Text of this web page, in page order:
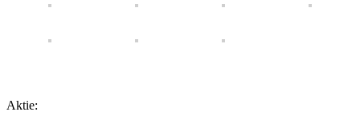
Aktie: